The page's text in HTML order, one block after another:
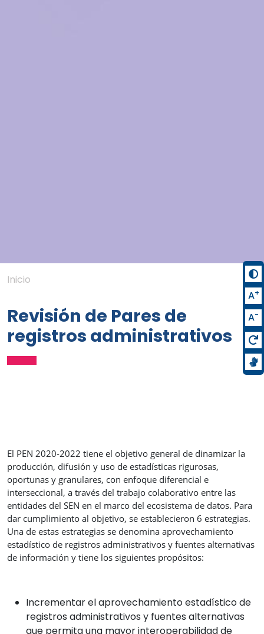
Inicio
Revisión de Pares de
registros administrativos
El PEN 2020-2022 tiene el objetivo general de dinamizar la
producción, difusión y uso de estadísticas rigurosas,
oportunas y granulares, con enfoque diferencial e
interseccional, a través del trabajo colaborativo entre las
entidades del SEN en el marco del ecosistema de datos. Para
dar cumplimiento al objetivo, se establecieron 6 estrategias.
Una de estas estrategias se denomina aprovechamiento
estadístico de registros administrativos y fuentes alternativas
de información y tiene los siguientes propósitos:
Incrementar el aprovechamiento estadístico de
registros administrativos y fuentes alternativas
que permita una mayor interoperabilidad de
A+
A-